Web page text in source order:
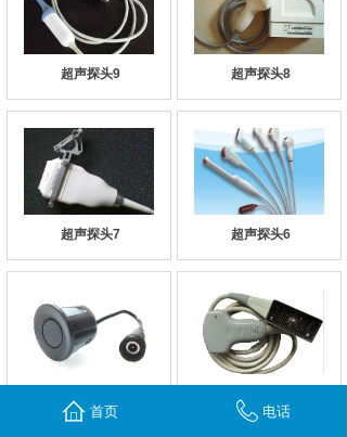
超声探头9 超声探头8
超声探头7 超声探头6
首页 电话